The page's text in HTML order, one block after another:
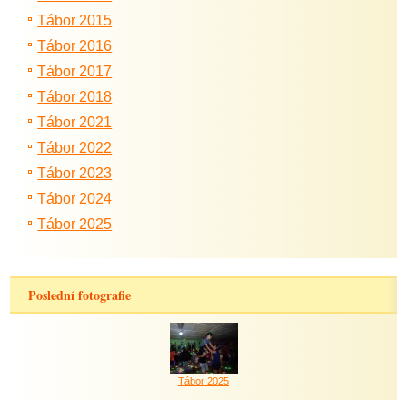
Tábor 2015
Tábor 2016
Tábor 2017
Tábor 2018
Tábor 2021
Tábor 2022
Tábor 2023
Tábor 2024
Tábor 2025
Poslední fotografie
Tábor 2025